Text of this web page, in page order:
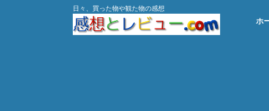
日々、買った物や観た物の感想
ホ